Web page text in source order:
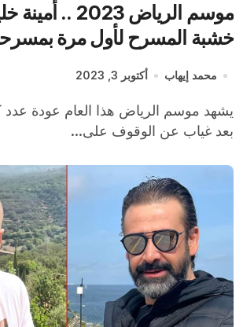
موسم الرياض
خشبة المسرح لأول مرة
محمد إيهاب أكتوبر 3, 2023
يشهد موسم الرياض هذا العام عودة عدد كبير من الفنانين
بعد غياب عن الوقوف على...